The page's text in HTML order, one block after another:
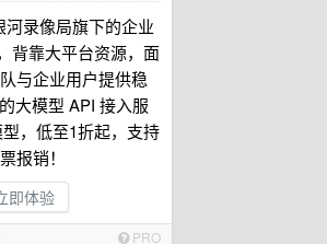
河录像局旗下的企业
背靠大平台资源，面
与企业用户提供稳
大模型 API 接入服
，低至1折起，支持
报销！
即体验
PRO